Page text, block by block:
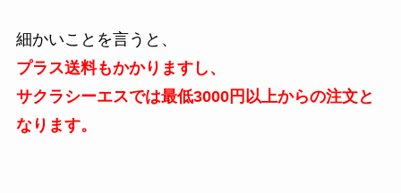
細かいことを言うと、
プラス送料もかかりますし、
サクラシーエスでは最低3000円以上からの注文と
なります。